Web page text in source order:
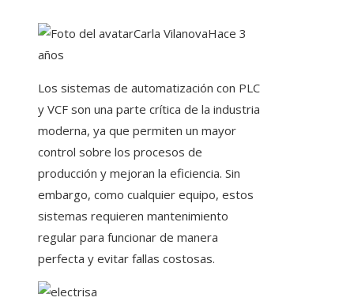
Carla VilanovaHace 3
años
Los sistemas de automatización con PLC
y VCF son una parte crítica de la industria
moderna, ya que permiten un mayor
control sobre los procesos de
producción y mejoran la eficiencia. Sin
embargo, como cualquier equipo, estos
sistemas requieren mantenimiento
regular para funcionar de manera
perfecta y evitar fallas costosas.